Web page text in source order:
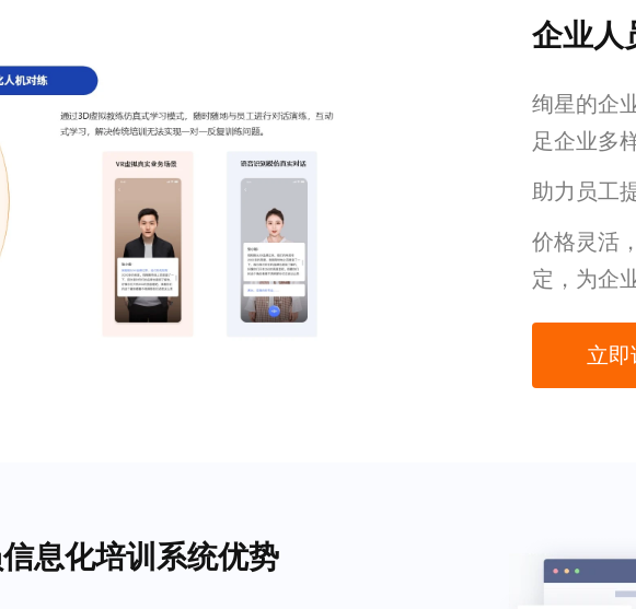
企业人
绚星的企
足企业多
助力员工
价格灵活
定，为企
立即
息化培训系统优势